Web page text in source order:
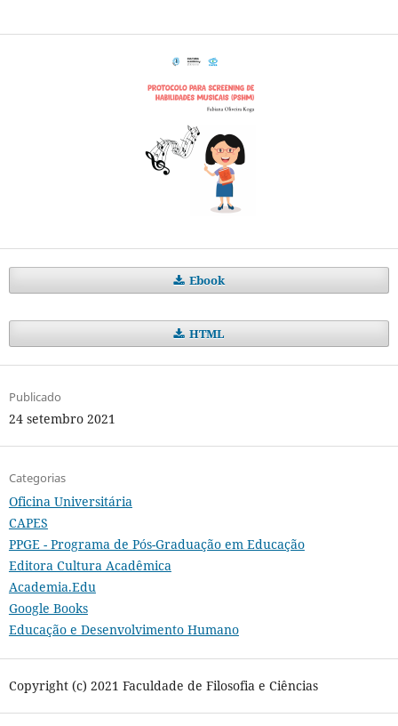
Ebook
HTML
Publicado
24 setembro 2021
Categorias
Oficina Universitária
CAPES
PPGE - Programa de Pós-Graduação em Educação
Editora Cultura Acadêmica
Academia.Edu
Google Books
Educação e Desenvolvimento Humano
Copyright (c) 2021 Faculdade de Filosofia e Ciências